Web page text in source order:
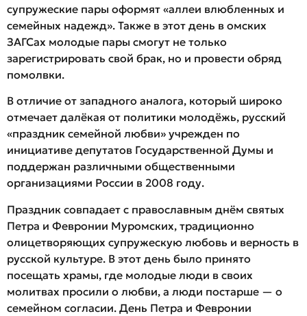
супружеские пары оформят «аллеи влюбленных и
семейных надежд». Также в этот день в омских
ЗАГСах молодые пары смогут не только
зарегистрировать свой брак, но и провести обряд
помолвки.
В отличие от западного аналога, который широко
отмечает далёкая от политики молодёжь, русский
«праздник семейной любви» учрежден по
инициативе депутатов Государственной Думы и
поддержан различными общественными
организациями России в 2008 году.
Праздник совпадает с православным днём святых
Петра и Февронии Муромских, традиционно
олицетворяющих супружескую любовь и верность в
русской культуре. В этот день было принято
посещать храмы, где молодые люди в своих
молитвах просили о любви, а люди постарше — о
семейном согласии. День Петра и Февронии